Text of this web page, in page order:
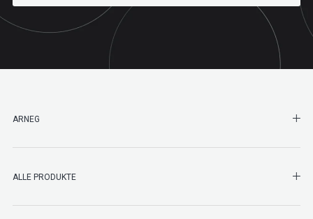
ARNEG
ALLE PRODUKTE